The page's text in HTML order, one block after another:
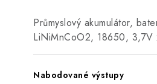
Průmyslový akumulátor,
LiNiMnCoO2, 18650, 3,7V
Nabodované výstupy